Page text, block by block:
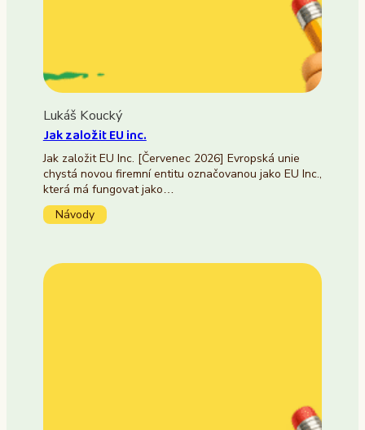
Lukáš Koucký
Jak založit EU inc.
Jak založit EU Inc. [Červenec 2026] Evropská unie
chystá novou firemní entitu označovanou jako EU Inc.,
která má fungovat jako…
Návody